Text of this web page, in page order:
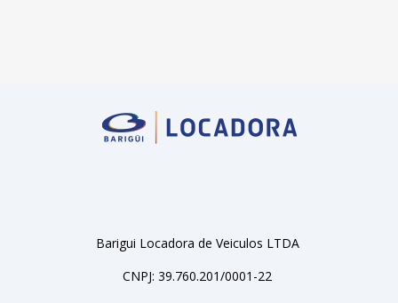
Barigui Locadora de Veiculos LTDA
CNPJ: 39.760.201/0001-22